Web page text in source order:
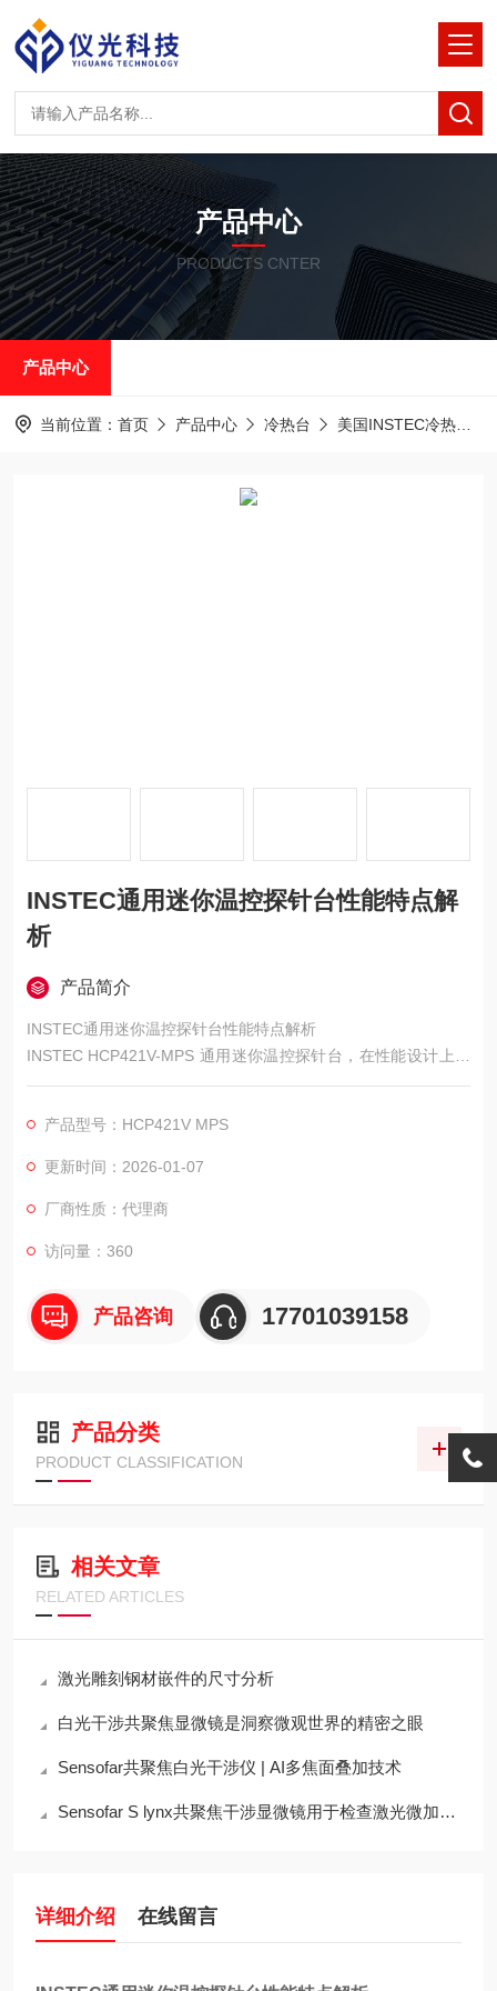
产品中心
PRODUCTS CNTER
产品中心
当前位置： 首页 产品中心 冷热台 美国INSTEC冷热台
INSTEC通用迷你温控探针台性能特点解
析
产品简介
INSTEC通用迷你温控探针台性能特点解析
INSTEC HCP421V-MPS 通用迷你温控探针台，在性能设计上围
绕测试需求展开，多项特点使其适配不同场景下的测试工作，为
产品型号：HCP421V MPS
更新时间：2026-01-07
厂商性质：代理商
访问量：360
产品咨询 17701039158
产品分类
PRODUCT CLASSIFICATION
相关文章
RELATED ARTICLES
激光雕刻钢材嵌件的尺寸分析
白光干涉共聚焦显微镜是洞察微观世界的精密之眼
Sensofar共聚焦白光干涉仪 | AI多焦面叠加技术
Sensofar S lynx共聚焦干涉显微镜用于检查激光微加工表面的表面高度轮廓
详细介绍 在线留言